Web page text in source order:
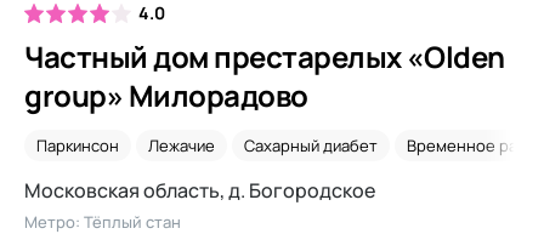
4.0
Частный дом престарелых «Olden
group» Милорадово
Паркинсон Лежачие Сахарный диабет Временное
Московская область, д. Богородское
Метро: Тёплый стан